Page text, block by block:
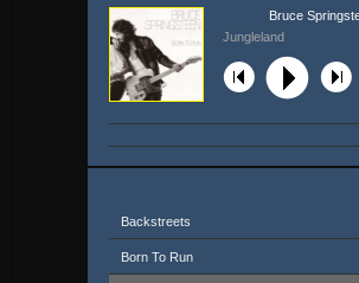
Jungleland
Bruce
Backstreets
Born To Run